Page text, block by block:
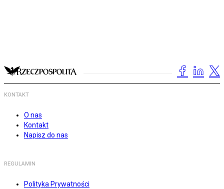
KONTAKT
O nas
Kontakt
Napisz do nas
REGULAMIN
Polityka Prywatności